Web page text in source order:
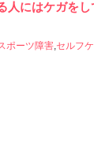
うような足